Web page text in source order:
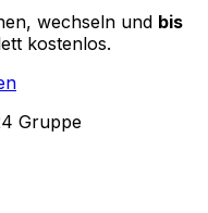
wechseln und bis
kostenlos.
Gruppe